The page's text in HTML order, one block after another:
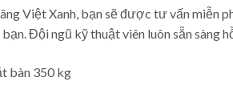
Việt Xanh, bạn sẽ được tư vấn miễn
Đội ngũ kỹ thuật viên luôn sẵn